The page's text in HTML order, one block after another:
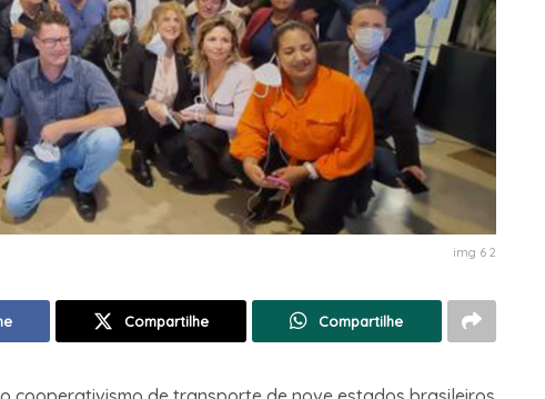
img 6 2
Compartilhe Compartilhe